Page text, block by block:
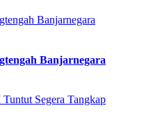
Banjarnegara